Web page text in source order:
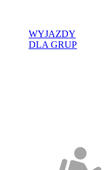
WYJAZDY
DLA GRUP